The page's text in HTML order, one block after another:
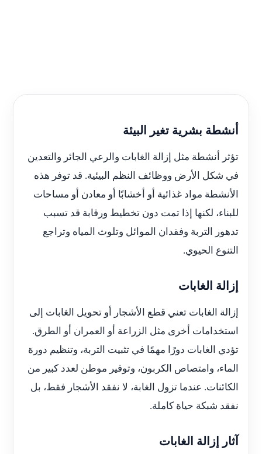
أنشطة بشرية تغير البيئة
تؤثر أنشطة مثل إزالة الغابات والرعي الجائر والتعدين
في شكل الأرض ووظائف النظم البيئية. قد توفر هذه
الأنشطة مواد غذائية أو أخشابًا أو معادن أو مساحات
للبناء، لكنها إذا تمت دون تخطيط ورقابة قد تسبب
تدهور التربة وفقدان الموائل وتلوث المياه وتراجع
التنوع الحيوي.
إزالة الغابات
إزالة الغابات تعني قطع الأشجار أو تحويل الغابات إلى
استخدامات أخرى مثل الزراعة أو العمران أو الطرق.
تؤدي الغابات دورًا مهمًا في تثبيت التربة، وتنظيم دورة
الماء، وامتصاص الكربون، وتوفير موطن لعدد كبير من
الكائنات. عندما تزول الغابة، لا نفقد الأشجار فقط، بل
نفقد شبكة حياة كاملة.
آثار إزالة الغابات